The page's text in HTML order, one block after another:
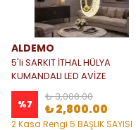
ALDEMO
5'li SARKIT İTHAL HÜLYA
KUMANDALI LED AVİZE
%7
₺ 3,000.00
₺ 2,800.00
2 Kasa Rengi 5 BAŞLIK SAYISI